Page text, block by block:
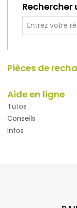
Pièces de
Aide en ligne
Tutos
Conseils
Infos